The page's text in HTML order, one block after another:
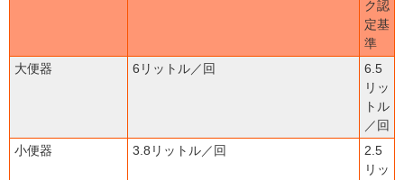
ク認
定基
準
大便器
6リットル／回
6.5
リッ
トル
／回
小便器
3.8リットル／回
2.5
リッ